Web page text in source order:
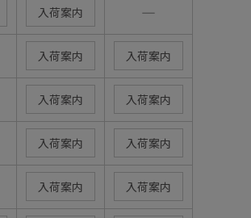
入荷案内 ―
入荷案内 入荷案内
入荷案内 入荷案内
入荷案内 入荷案内
入荷案内 入荷案内